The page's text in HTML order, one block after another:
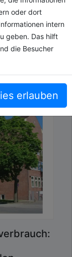
oder dort
intern
geben. Das hilft
die Besucher
erlauben
das[...]